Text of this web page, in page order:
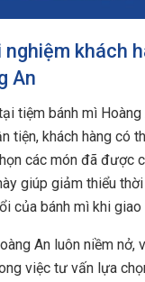
nghiệm khách
An
tiệm bánh mì Hoàng
tiện, khách hàng có
các món đã được
giúp giảm thiểu
của bánh mì khi giao
An luôn niềm nở,
việc tư vấn lựa